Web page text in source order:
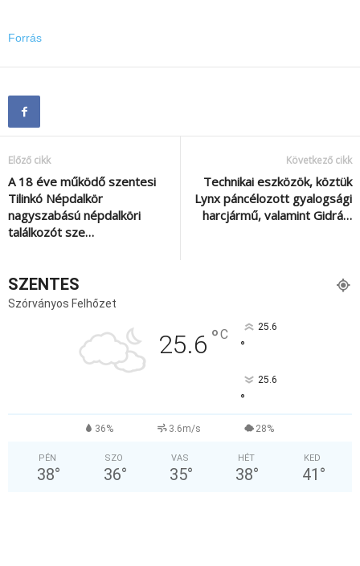
Forrás
Előző cikk
A 18 éve működő szentesi
Tilinkó Népdalkör
nagyszabású népdalköri
találkozót sze…
Következő cikk
Technikai eszközök, köztük
Lynx páncélozott gyalogsági
harcjármű, valamint Gidrá…
SZENTES
Szórványos Felhőzet
25.6 °C 25.6
°
25.6
°
36% 3.6m/s 28%
PÉN
38°
SZO
36°
VAS
35°
HÉT
38°
KED
41 °